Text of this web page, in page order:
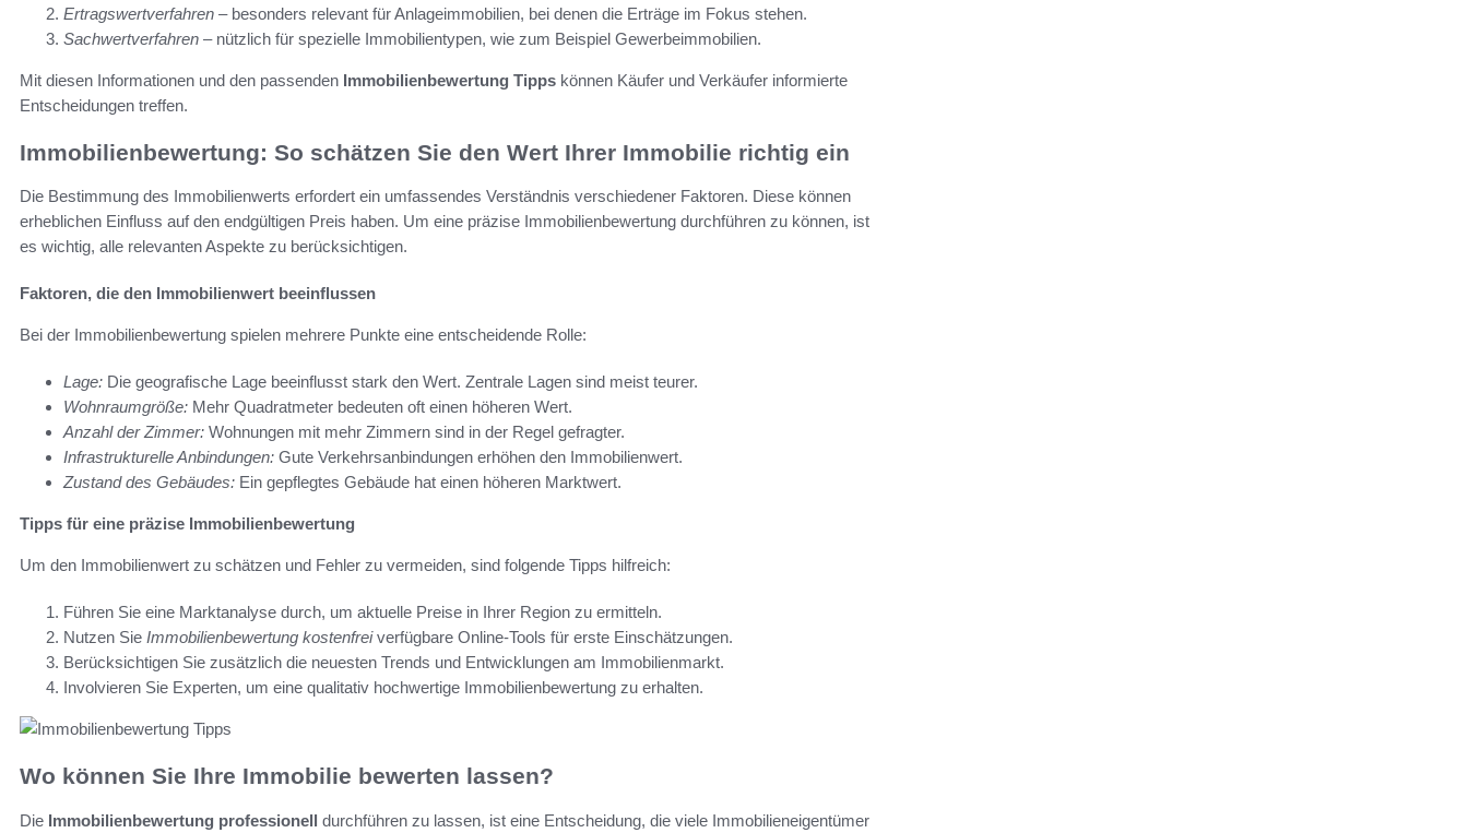
Ertragswertverfahren – besonders relevant für Anlageimmobilien, bei denen die Erträge im Fokus stehen.
Sachwertverfahren – nützlich für spezielle Immobilientypen, wie zum Beispiel Gewerbeimmobilien.
Mit diesen Informationen und den passenden Immobilienbewertung Tipps können Käufer und Verkäufer informierte
Entscheidungen treffen.
Immobilienbewertung: So schätzen Sie den Wert Ihrer Immobilie richtig ein
Die Bestimmung des Immobilienwerts erfordert ein umfassendes Verständnis verschiedener Faktoren. Diese können
erheblichen Einfluss auf den endgültigen Preis haben. Um eine präzise Immobilienbewertung durchführen zu können, ist
es wichtig, alle relevanten Aspekte zu berücksichtigen.
Faktoren, die den Immobilienwert beeinflussen
Bei der Immobilienbewertung spielen mehrere Punkte eine entscheidende Rolle:
Lage: Die geografische Lage beeinflusst stark den Wert. Zentrale Lagen sind meist teurer.
Wohnraumgröße: Mehr Quadratmeter bedeuten oft einen höheren Wert.
Anzahl der Zimmer: Wohnungen mit mehr Zimmern sind in der Regel gefragter.
Infrastrukturelle Anbindungen: Gute Verkehrsanbindungen erhöhen den Immobilienwert.
Zustand des Gebäudes: Ein gepflegtes Gebäude hat einen höheren Marktwert.
Tipps für eine präzise Immobilienbewertung
Um den Immobilienwert zu schätzen und Fehler zu vermeiden, sind folgende Tipps hilfreich:
Führen Sie eine Marktanalyse durch, um aktuelle Preise in Ihrer Region zu ermitteln.
Nutzen Sie Immobilienbewertung kostenfreiverfügbare Online-Tools für erste Einschätzungen.
Berücksichtigen Sie zusätzlich die neuesten Trends und Entwicklungen am Immobilienmarkt.
Involvieren Sie Experten, um eine qualitativ hochwertige Immobilienbewertung zu erhalten.
Wo können Sie Ihre Immobilie bewerten lassen?
Die Immobilienbewertung professionell durchführen zu lassen, ist eine Entscheidung, die viele Immobilieneigentümer